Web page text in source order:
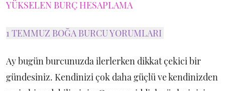
YÜKSELEN BURÇ HESAPLAMA
1 TEMMUZ BOĞA BURCU YORUMLARI
Ay bugün burcunuzda ilerlerken dikkat çekici bir
gündesiniz. Kendinizi çok daha güçlü ve kendinizden